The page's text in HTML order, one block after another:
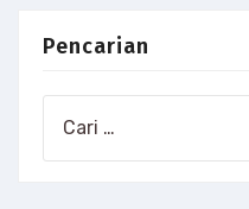
Pencarian